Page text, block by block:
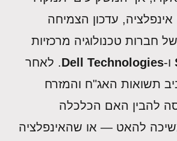
אינפלציה, עדכון הצמיחה
חברות טכנולוגיה מרכזיות
ו-Dell Technologies. לאחר
תשואות האג"ח והמזרח
להבין האם הכלכלה
להאט — או שהאינפלציה